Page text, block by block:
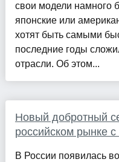
свои модели намного
японские или
хотят быть самыми
последние годы
отрасли. Об этом...
Новый добротный
российском рынке
В России появилась